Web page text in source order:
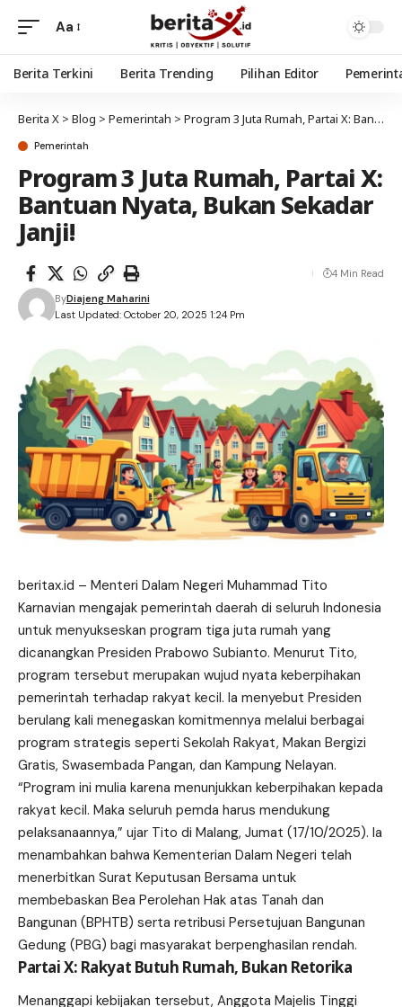
Aa
Berita Terkini Berita Trending Pilihan Editor
Berita X > Blog > Pemerintah > Program 3 Juta Rumah, Partai X: Bantuan Nyata, Bukan Sekadar Janji!
Pemerintah
Program 3 Juta Rumah, Partai X:
Bantuan Nyata, Bukan Sekadar
Janji!
Last Updated: October 20, 2025 1:24 Pm
ByDiajeng Maharini
4 Min Read
beritax.id – Menteri Dalam Negeri Muhammad Tito
Karnavian mengajak pemerintah daerah di seluruh Indonesia
untuk menyukseskan program tiga juta rumah yang
dicanangkan Presiden Prabowo Subianto. Menurut Tito,
program tersebut merupakan wujud nyata keberpihakan
pemerintah terhadap rakyat kecil. Ia menyebut Presiden
berulang kali menegaskan komitmennya melalui berbagai
program strategis seperti Sekolah Rakyat, Makan Bergizi
Gratis, Swasembada Pangan, dan Kampung Nelayan.
“Program ini mulia karena menunjukkan keberpihakan kepada
rakyat kecil. Maka seluruh pemda harus mendukung
pelaksanaannya,” ujar Tito di Malang, Jumat (17/10/2025). Ia
menambahkan bahwa Kementerian Dalam Negeri telah
menerbitkan Surat Keputusan Bersama untuk
membebaskan Bea Perolehan Hak atas Tanah dan
Bangunan (BPHTB) serta retribusi Persetujuan Bangunan
Gedung (PBG) bagi masyarakat berpenghasilan rendah.
Partai X: Rakyat Butuh Rumah, Bukan Retorika
Menanggapi kebijakan tersebut, Anggota Majelis Tinggi